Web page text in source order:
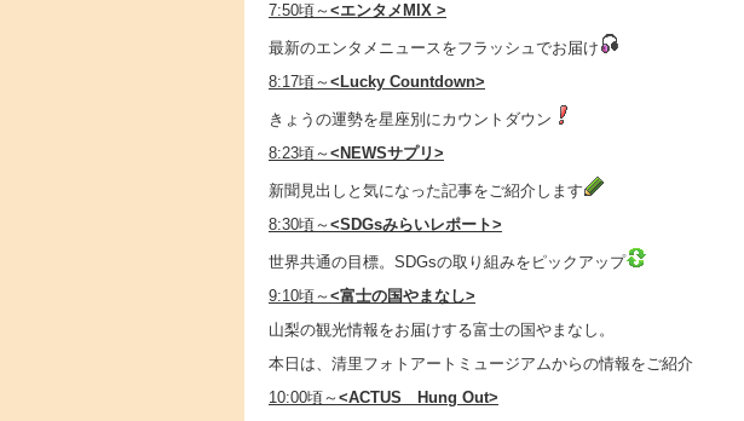
7:50頃～ <エンタメMIX >
最新のエンタメニュースをフラッシュでお届け
8:17頃～ <Lucky Countdown>
きょうの運勢を星座別にカウントダウン
8:23頃～ <NEWSサプリ>
新聞見出しと気になった記事をご紹介します
8:30頃～ <SDGsみらいレポート>
世界共通の目標。SDGsの取り組みをピックアップ
9:10頃～ <富士の国やまなし>
山梨の観光情報をお届けする富士の国やまなし。
本日は、清里フォトアートミュージアムからの情報をご紹介
10:00頃～ <ACTUS Hung Out>